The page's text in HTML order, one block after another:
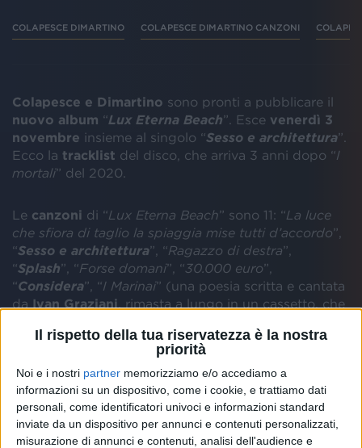
Il rispetto della tua riservatezza è la nostra
priorità
Noi e i nostri partner memorizziamo e/o accediamo a
informazioni su un dispositivo, come i cookie, e trattiamo dati
personali, come identificatori univoci e informazioni standard
inviate da un dispositivo per annunci e contenuti personalizzati,
misurazione di annunci e contenuti, analisi dell'audience e
COLAPESCE DIMARTINO COLAPESCE DIMARTINO CANZONI
Colapesce e Dimartino sono pronti a pubblicare il
nuovo album “Lux Eterna Beach”. Esce venerdì 3
novembre insieme al singolo “Sesso e architettura”.
Ecco la tracklist del disco, che arriva 3 anni dopo “I
mortali” del 2020.
Le canzoni di “Lux Eterna Beach” sono 11: “La luce
che sfiora di taglio la spiaggia mise tutti d’accordo”,
“Sesso e architettura”, “Ragazzo di destra”,
“Splash”, “Forse domani”, “30.000 euro”,
“Considera”, “I Marinai” (una poesia scritta e cantata
da Ivan Graziani
, rimasta a lungo in un cassetto, che
completata dai due cantautori, “Cose da
Neanche con Dio ” e “Lux Eterna Beach”